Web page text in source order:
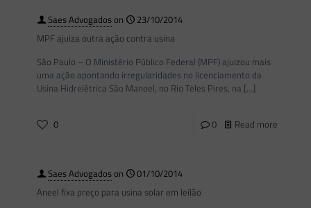
Saes Advogadoson
23/10/2014
MPF ajuiza outra ação contra usina
São Paulo – O Ministério Público Federal (MPF) ajuizou mais
uma ação apontando irregularidades no licenciamento da
Usina Hidrelétrica São Manoel, no Rio Teles Pires, na […]
0 0 Read more
Saes Advogadoson
01/10/2014
Aneel fixa preço para usina solar em leilão